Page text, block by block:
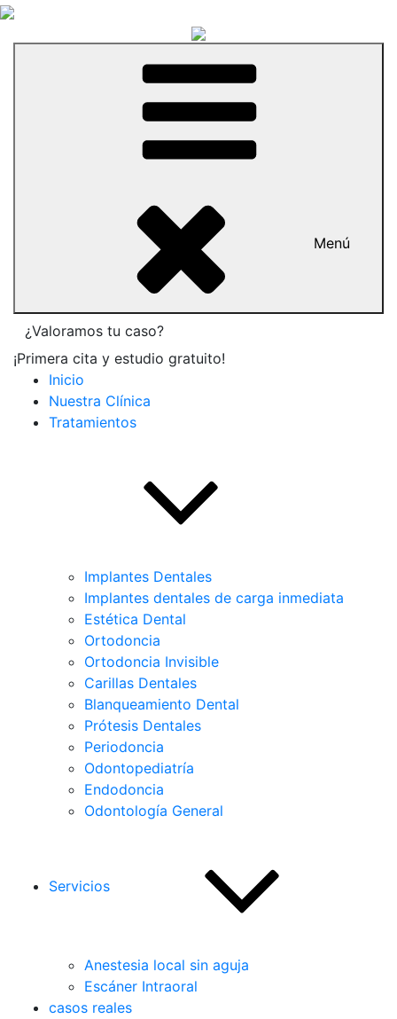
Menú
¿Valoramos tu caso?
¡Primera cita y estudio gratuito!
Inicio
Nuestra Clínica
Tratamientos
Implantes Dentales
Implantes dentales de carga inmediata
Estética Dental
Ortodoncia
Ortodoncia Invisible
Carillas Dentales
Blanqueamiento Dental
Prótesis Dentales
Periodoncia
Odontopediatría
Endodoncia
Odontología General
Servicios
Anestesia local sin aguja
Escáner Intraoral
casos reales